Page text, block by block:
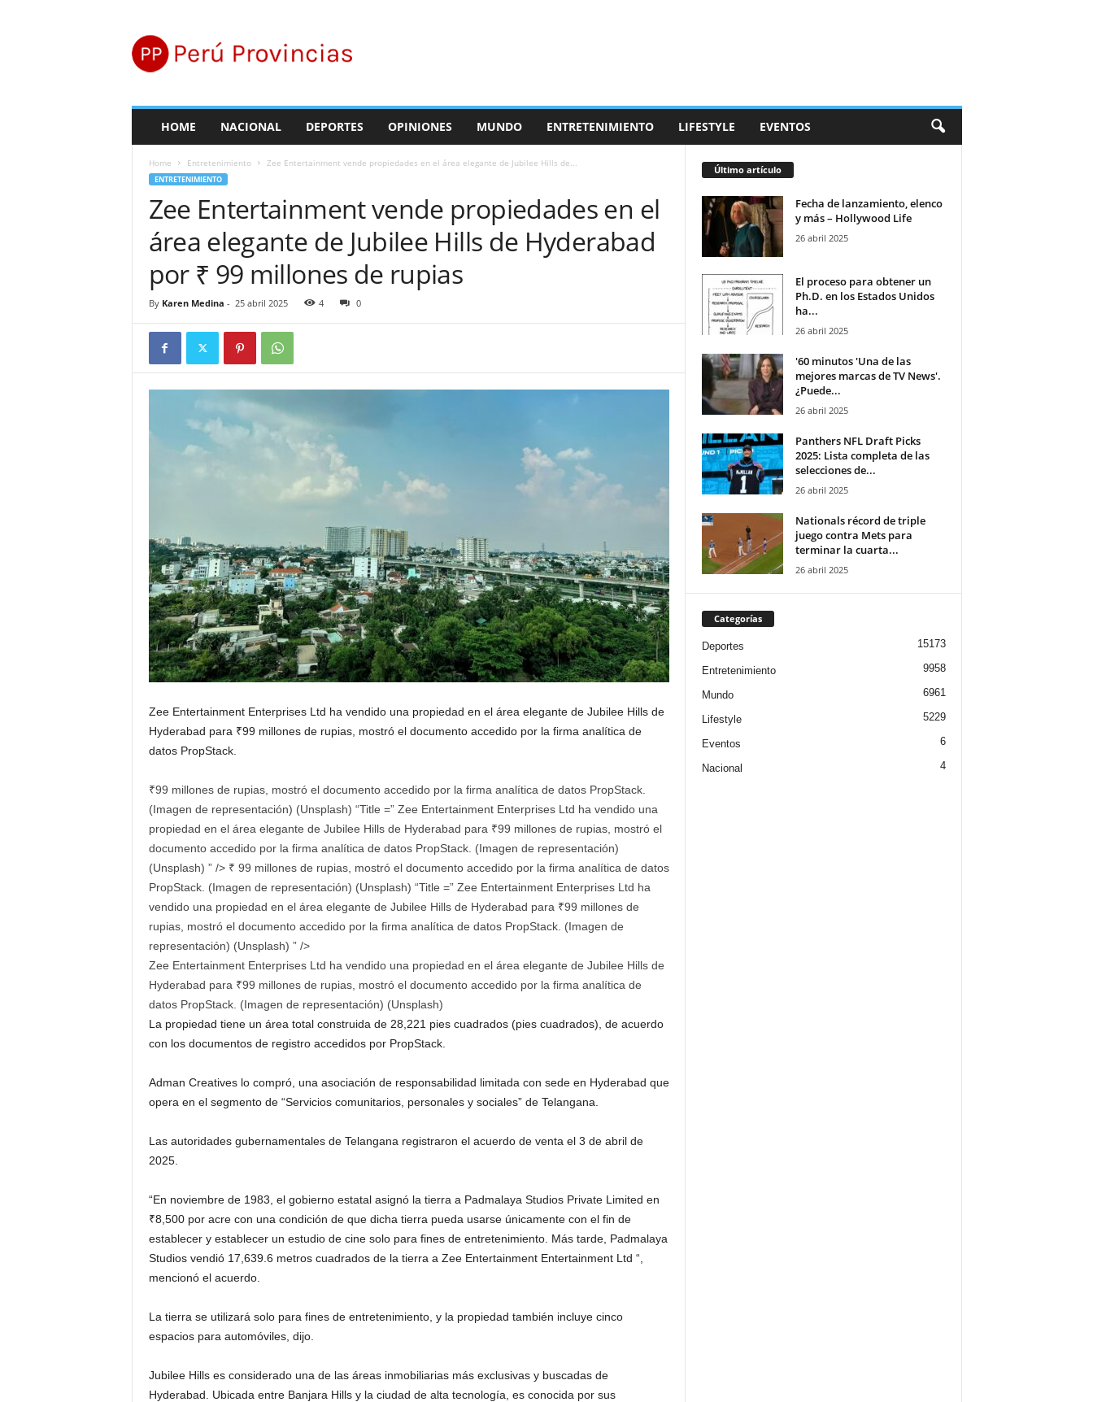
r
ú
HOME NACIONAL DEPORTES OPINIONES MUNDO ENTRETENIMIENTO LIFESTYLE EVENTOS
Home Entretenimiento Zee Entertainment vende propiedades en el área elegante de Jubilee Hills de...
ENTRETENIMIENTO
Zee Entertainment vende propiedades en el
área elegante de Jubilee Hills de Hyderabad
por ₹ 99 millones de rupias
By Karen Medina - 25 abril 2025 4 0
Zee Entertainment Enterprises Ltd ha vendido una propiedad en el área elegante de Jubilee Hills de
Hyderabad para ₹99 millones de rupias, mostró el documento accedido por la firma analítica de
datos PropStack.
₹99 millones de rupias, mostró el documento accedido por la firma analítica de datos PropStack.
(Imagen de representación) (Unsplash) “Title =” Zee Entertainment Enterprises Ltd ha vendido una
propiedad en el área elegante de Jubilee Hills de Hyderabad para ₹99 millones de rupias, mostró el
documento accedido por la firma analítica de datos PropStack. (Imagen de representación)
(Unsplash) ” /> ₹ 99 millones de rupias, mostró el documento accedido por la firma analítica de datos
PropStack. (Imagen de representación) (Unsplash) “Title =” Zee Entertainment Enterprises Ltd ha
vendido una propiedad en el área elegante de Jubilee Hills de Hyderabad para ₹99 millones de
rupias, mostró el documento accedido por la firma analítica de datos PropStack. (Imagen de
representación) (Unsplash) ” />
Zee Entertainment Enterprises Ltd ha vendido una propiedad en el área elegante de Jubilee Hills de
Hyderabad para ₹99 millones de rupias, mostró el documento accedido por la firma analítica de
datos PropStack. (Imagen de representación) (Unsplash)
La propiedad tiene un área total construida de 28,221 pies cuadrados (pies cuadrados), de acuerdo
con los documentos de registro accedidos por PropStack.
Adman Creatives lo compró, una asociación de responsabilidad limitada con sede en Hyderabad que
opera en el segmento de “Servicios comunitarios, personales y sociales” de Telangana.
Las autoridades gubernamentales de Telangana registraron el acuerdo de venta el 3 de abril de
2025.
“En noviembre de 1983, el gobierno estatal asignó la tierra a Padmalaya Studios Private Limited en
₹8,500 por acre con una condición de que dicha tierra pueda usarse únicamente con el fin de
establecer y establecer un estudio de cine solo para fines de entretenimiento. Más tarde, Padmalaya
Studios vendió 17,639.6 metros cuadrados de la tierra a Zee Entertainment Entertainment Ltd “,
mencionó el acuerdo.
La tierra se utilizará solo para fines de entretenimiento, y la propiedad también incluye cinco
espacios para automóviles, dijo.
Jubilee Hills es considerado una de las áreas inmobiliarias más exclusivas y buscadas de
Hyderabad. Ubicada entre Banjara Hills y la ciudad de alta tecnología, es conocida por sus
Último artículo
Fecha de lanzamiento, elenco
y más – Hollywood Life
26 abril 2025
El proceso para obtener un
Ph.D. en los Estados Unidos
ha...
26 abril 2025
'60 minutos 'Una de las
mejores marcas de TV News'.
¿Puede...
26 abril 2025
Panthers NFL Draft Picks
2025: Lista completa de las
selecciones de...
26 abril 2025
Nationals récord de triple
juego contra Mets para
terminar la cuarta...
26 abril 2025
Categorías
Deportes 15173
Entretenimiento 9958
Mundo 6961
Lifestyle 5229
Eventos 6
Nacional 4